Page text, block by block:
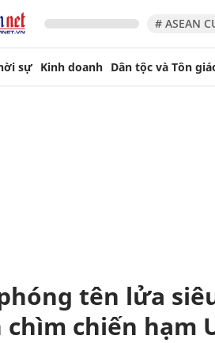
# ASEAN
sự Kinh doanh Dân tộc và Tôn
tên lửa
chìm chiến hạm